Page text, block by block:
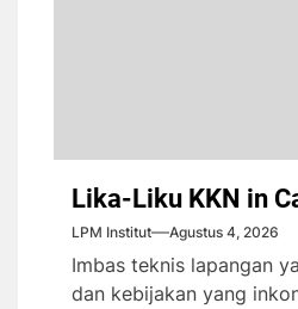
Lika-Liku KKN in
LPM Institut Agustus 4, 2026
Imbas teknis lapangan
dan kebijakan yang